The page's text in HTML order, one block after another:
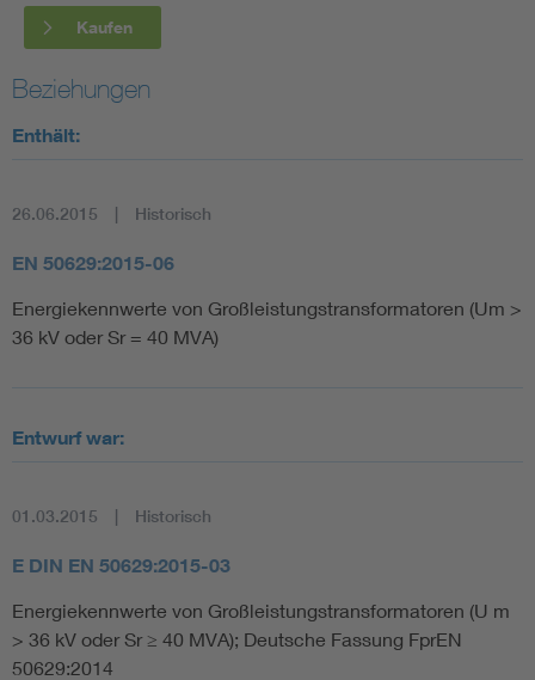
Kaufen
Beziehungen
Enthält:
26.06.2015 Historisch
EN 50629:2015-06
Energiekennwerte von Großleistungstransformatoren (Um >
36 kV oder Sr = 40 MVA)
Entwurf war:
01.03.2015 Historisch
E DIN EN 50629:2015-03
Energiekennwerte von Großleistungstransformatoren (U m
> 36 kV oder Sr ≥ 40 MVA); Deutsche Fassung FprEN
50629:2014